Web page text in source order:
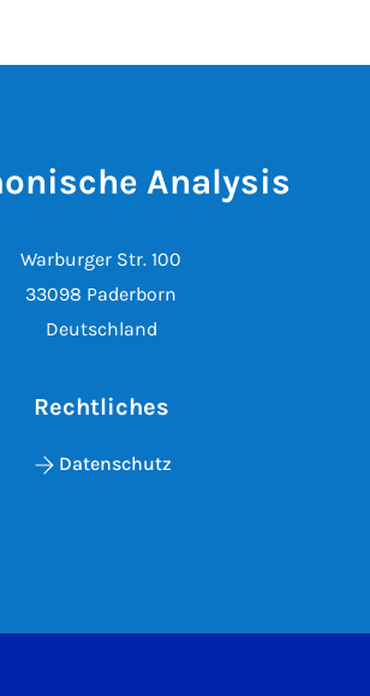
Analysis
Warburger Str. 100
33098 Paderborn
Deutschland
Rechtliches
Datenschutz